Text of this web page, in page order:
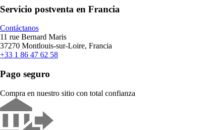
Servicio postventa en Francia
Contáctanos
11 rue Bernard Maris
37270 Montlouis-sur-Loire, Francia
+33 1 86 47 62 58
Pago seguro
Compra en nuestro sitio con total confianza